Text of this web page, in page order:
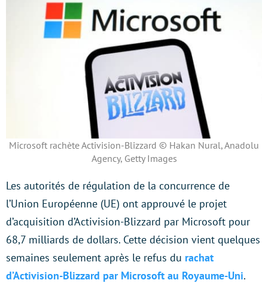
Microsoft rachète Activision-Blizzard © Hakan Nural, Anadolu
Agency, Getty Images
Les autorités de régulation de la concurrence de
l’Union Européenne (UE) ont approuvé le projet
d’acquisition d’Activision-Blizzard par Microsoft pour
68,7 milliards de dollars. Cette décision vient quelques
semaines seulement après le refus du rachat
d’Activision-Blizzard par Microsoft au Royaume-Uni.